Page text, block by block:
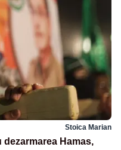
Stoica Marian
Hamas,